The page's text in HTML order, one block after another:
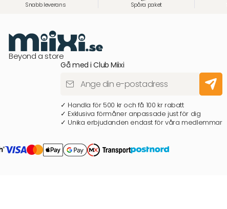
Snabb leverans Spåra paket
Beyond a store
Gå med i Club Miixi
✓ Handla för 500 kr och få 100 kr rabatt
✓ Exklusiva förmåner anpassade just för dig
✓ Unika erbjudanden endast för våra medlemmar